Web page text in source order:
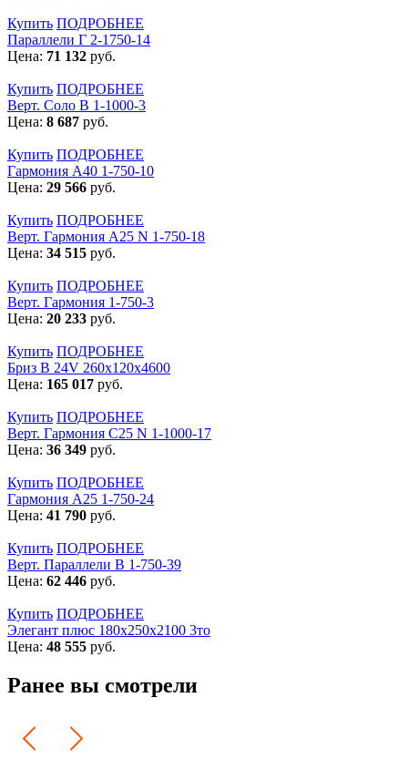
Купить ПОДРОБНЕЕ
Параллели Г 2-1750-14
Цена: 71 132 руб.
Купить ПОДРОБНЕЕ
Верт. Соло В 1-1000-3
Цена: 8 687 руб.
Купить ПОДРОБНЕЕ
Гармония А40 1-750-10
Цена: 29 566 руб.
Купить ПОДРОБНЕЕ
Верт. Гармония А25 N 1-750-18
Цена: 34 515 руб.
Купить ПОДРОБНЕЕ
Верт. Гармония 1-750-3
Цена: 20 233 руб.
Купить ПОДРОБНЕЕ
Бриз В 24V 260x120x4600
Цена: 165 017 руб.
Купить ПОДРОБНЕЕ
Верт. Гармония С25 N 1-1000-17
Цена: 36 349 руб.
Купить ПОДРОБНЕЕ
Гармония А25 1-750-24
Цена: 41 790 руб.
Купить ПОДРОБНЕЕ
Верт. Параллели В 1-750-39
Цена: 62 446 руб.
Купить ПОДРОБНЕЕ
Элегант плюс 180x250x2100 3то
Цена: 48 555 руб.
Ранее вы смотрели